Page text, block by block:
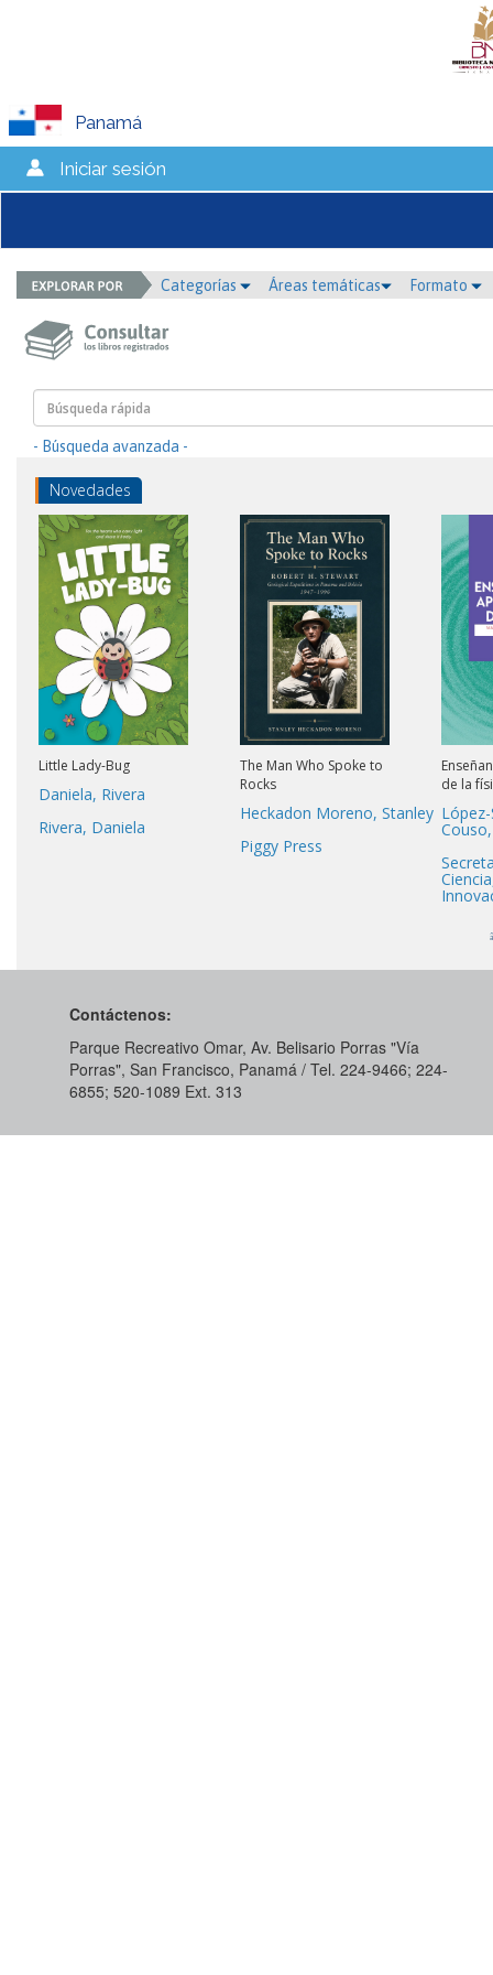
Panamá
Iniciar sesión
Categorías Áreas temáticas Formato
- Búsqueda avanzada -
Novedades
Little Lady-Bug
Daniela, Rivera
Rivera, Daniela
The Man Who Spoke to
Rocks
Heckadon Moreno, Stanley
Piggy Press
de la
Contáctenos:
Parque Recreativo Omar, Av. Belisario Porras "Vía
Porras", San Francisco, Panamá / Tel. 224-9466; 224-
6855; 520-1089​ Ext. 313